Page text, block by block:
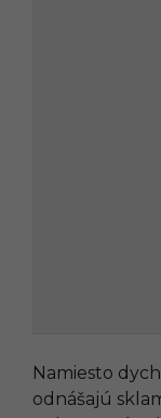
Namiesto
odnášajú